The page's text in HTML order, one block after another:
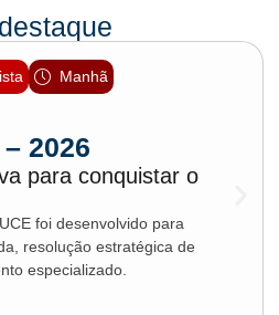
Manhã
2026
para conquistar o
foi desenvolvido para
resolução estratégica de
especializado.